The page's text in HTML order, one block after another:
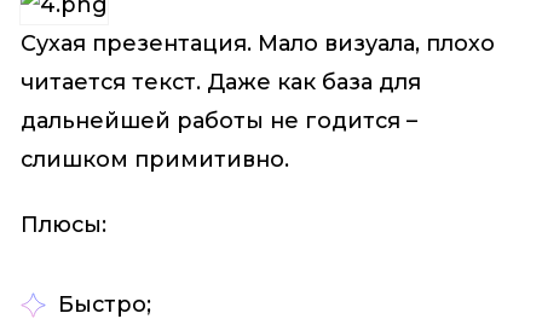
Сухая презентация. Мало визуала, плохо
читается текст. Даже как база для
дальнейшей работы не годится –
слишком примитивно.
Плюсы:
Быстро;